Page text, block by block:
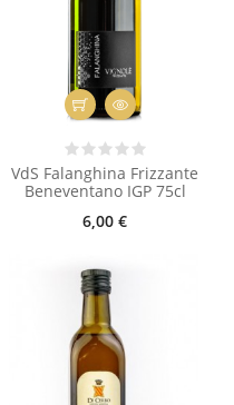
VdS Falanghina Frizzante
Beneventano IGP 75cl
6,00 €